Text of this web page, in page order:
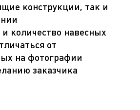
конструкции, так и
количество навесных
от
на фотографии
заказчика